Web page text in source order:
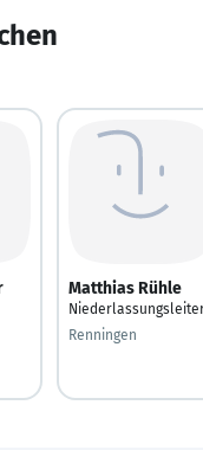
Matthias Rühle
Renningen